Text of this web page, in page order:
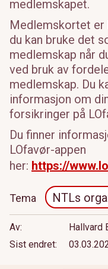
medlemskapet.
Medlemskortet er
du kan bruke det
medlemskap når
ved bruk av
medlemskap. Du
informasjon om
forsikringer på
Du finner
LOfavør-appen
her: https://
Tema NTLs
Av Hallvard
Sist endret